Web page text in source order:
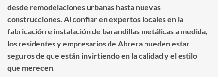
desde remodelaciones urbanas hasta nuevas
construcciones. Al confiar en expertos locales en la
fabricación e instalación de barandillas metálicas a medida,
los residentes y empresarios de Abrera pueden estar
seguros de que están invirtiendo en la calidad y el estilo
que merecen.